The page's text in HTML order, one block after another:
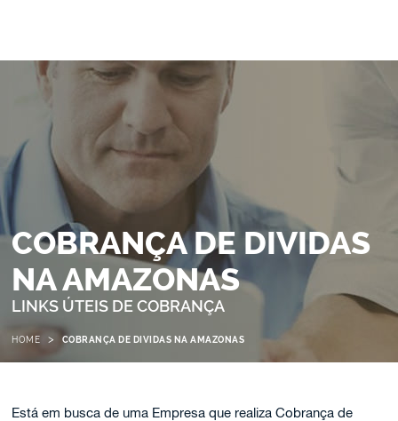
COBRANÇA DE DIVIDAS
NA AMAZONAS
LINKS ÚTEIS DE COBRANÇA
HOME > COBRANÇA DE DIVIDAS NA AMAZONAS
Está em busca de uma Empresa que realiza Cobrança de